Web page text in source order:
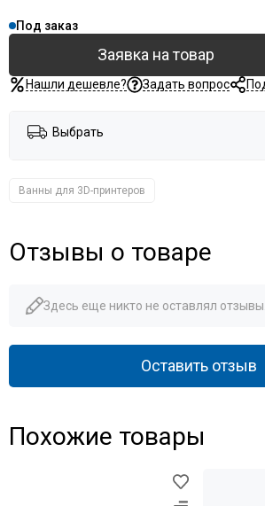
Под заказ
Заявка на товар
Нашли дешевле? Задать вопрос
Выбрать
Ванны для 3D-принтеров
Отзывы о товаре
Здесь еще никто не оставлял
Оставить отзыв
Похожие товары